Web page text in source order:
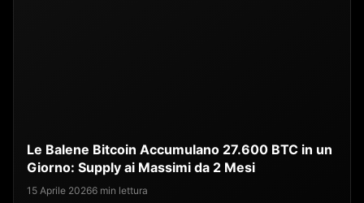
Le Balene Bitcoin Accumulano 27.600 BTC in un
Giorno: Supply ai Massimi da 2 Mesi
15 Aprile 20266 min lettura